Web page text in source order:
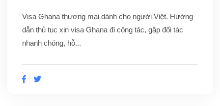
Visa Ghana thương mại dành cho người Việt. Hướng
dẫn thủ tục xin visa Ghana đi công tác, gặp đối tác
nhanh chóng, hỗ...